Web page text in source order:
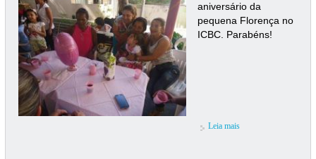
aniversário da
pequena Florença no
ICBC. Parabéns!
Leia mais